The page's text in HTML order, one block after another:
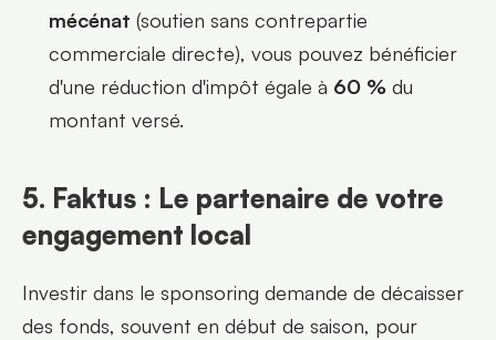
mécénat (soutien sans contrepartie
commerciale directe), vous pouvez bénéficier
d'une réduction d'impôt égale à 60 % du
montant versé.
5. Faktus : Le partenaire de votre
engagement local
Investir dans le sponsoring demande de décaisser
des fonds, souvent en début de saison, pour